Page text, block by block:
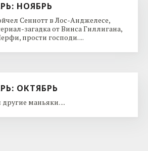
НОЯБРЬ
Сеннотт в Лос-Анджелесе,
загадка от Винса Гиллигана,
прости господи. ...
ОКТЯБРЬ
маньяки. ...